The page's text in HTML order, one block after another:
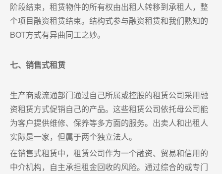
阶段结束，租赁物件的所有权由出租人转移到承租人，整
个项目融资租赁结束。结构式参与融资租赁和我们熟知的
BOT方式有异曲同工之妙。
七、销售式租赁
生产商或流通部门通过自己所属或控股的租赁公司采用融
资租赁方式促销自己的产品。这些租赁公司依托母公司能
为客户提供维修、保养等多方面的服务。出卖人和出租人
实际是一家，但属于两个独立法人。
在销售式租赁中，租赁公司作为一个融资、贸易和信用的
中介机构，自主承担租金回收的风险。通过综合的或专门